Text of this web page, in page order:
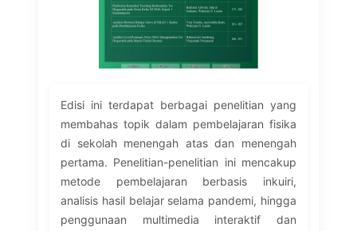
Edisi ini terdapat berbagai penelitian yang
membahas topik dalam pembelajaran fisika
di sekolah menengah atas dan menengah
pertama. Penelitian-penelitian ini mencakup
metode pembelajaran berbasis inkuiri,
analisis hasil belajar selama pandemi, hingga
penggunaan multimedia interaktif dan